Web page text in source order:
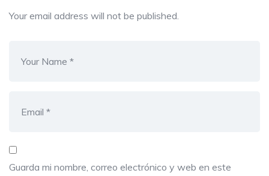
Your email address will not be published.
Guarda mi nombre, correo electrónico y web en este